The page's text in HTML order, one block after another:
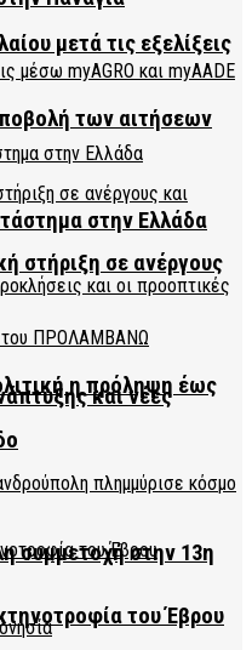
μετά τις εξελίξεις
στην Ελλάδα
και νέες
του Έβρου
των αιτήσεων
στήριξη σε ανέργους
η πρόληψη έως
συμμετοχή στην 13η